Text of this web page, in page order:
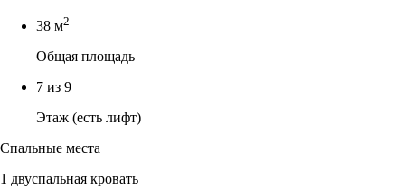
38 м2
Общая площадь
7 из 9
Этаж (есть лифт)
Спальные места
1 двуспальная кровать